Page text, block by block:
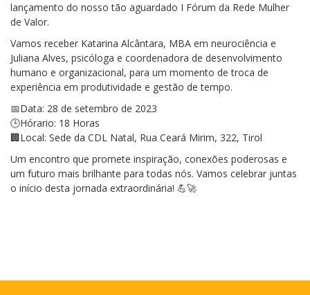
lançamento do nosso tão aguardado I Fórum da Rede Mulher
de Valor.
Vamos receber Katarina Alcântara, MBA em neurociência e
Juliana Alves, psicóloga e coordenadora de desenvolvimento
humano e organizacional, para um momento de troca de
experiência em produtividade e gestão de tempo.
📅Data: 28 de setembro de 2023
🕒Hórario: 18 Horas
🏢Local: Sede da CDL Natal, Rua Ceará Mirim, 322, Tirol
Um encontro que promete inspiração, conexões poderosas e
um futuro mais brilhante para todas nós. Vamos celebrar juntas
o início desta jornada extraordinária! 💪🚀